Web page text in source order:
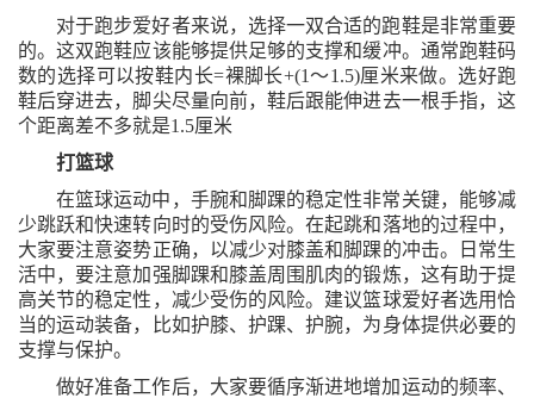
对于跑步爱好者来说，选择一双合适的跑鞋是非常重要
的。这双跑鞋应该能够提供足够的支撑和缓冲。通常跑鞋码
数的选择可以按鞋内长=裸脚长+(1～1.5)厘米来做。选好跑
鞋后穿进去，脚尖尽量向前，鞋后跟能伸进去一根手指，这
个距离差不多就是1.5厘米
打篮球
在篮球运动中，手腕和脚踝的稳定性非常关键，能够减
少跳跃和快速转向时的受伤风险。在起跳和落地的过程中，
大家要注意姿势正确，以减少对膝盖和脚踝的冲击。日常生
活中，要注意加强脚踝和膝盖周围肌肉的锻炼，这有助于提
高关节的稳定性，减少受伤的风险。建议篮球爱好者选用恰
当的运动装备，比如护膝、护踝、护腕，为身体提供必要的
支撑与保护。
做好准备工作后，大家要循序渐进地增加运动的频率、